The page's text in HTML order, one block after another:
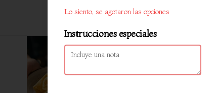
Arrollado primavera (6
Lo siento, se agotaron las opciones
Instrucciones especiales